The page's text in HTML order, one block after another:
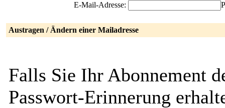
E-Mail-Adresse:
Austragen / Ändern einer Mailadresse
Falls Sie Ihr Abonnement
Passwort-Erinnerung